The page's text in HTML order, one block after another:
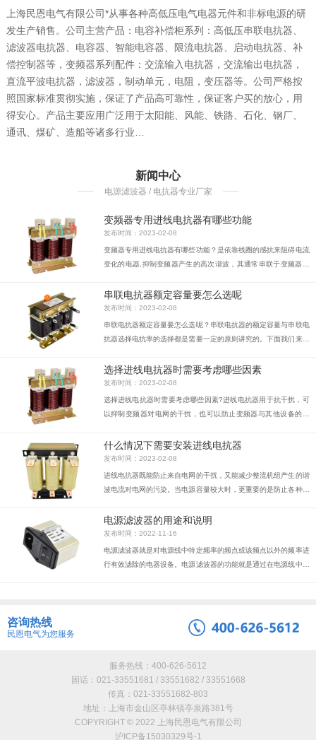
上海民恩电气有限公司*从事各种高低压电气电器元件和非标电源的研
发生产销售。公司主营产品：电容补偿柜系列：高低压串联电抗器、
滤波器电抗器、电容器、智能电容器、限流电抗器、启动电抗器、补
偿控制器等，变频器系列配件：交流输入电抗器，交流输出电抗器，
直流平波电抗器，滤波器，制动单元，电阻，变压器等。公司严格按
照国家标准贯彻实施，保证了产品高可靠性，保证客户买的放心，用
得安心。产品主要应用广泛用于太阳能、风能、铁路、石化、钢厂、
通讯、煤矿、造船等诸多行业…
新闻中心
电源滤波器 / 电抗器专业厂家
变频器专用进线电抗器有哪些功能
发布时间：2023-02-08
变频器专用进线电抗器有哪些功能？是依靠线圈的感抗来阻碍电流
变化的电器,抑制变频器产生的高次谐波，其通常串联于变频器进
串联电抗器额定容量要怎么选呢
发布时间：2023-02-08
串联电抗器额定容量要怎么选呢？串联电抗器的额定容量与串联电
抗器选择电抗率的选择都是需要一定的原则讲究的。下面我们来具
选择进线电抗器时需要考虑哪些因素
发布时间：2023-02-08
选择进线电抗器时需要考虑哪些因素?进线电抗器用于抗干扰，可
以抑制变频器对电网的干扰，也可以防止变频器与其他设备的干
流，同时也减小换相间隙。
什么情况下需要安装进线电抗器
发布时间：2023-02-08
进线电抗器既能防止来自电网的干扰，又能减少整流机组产生的谐
波电流对电网的污染。当电源容量较大时，更重要的是防止各种过
容都是有害的。因此，连接进线电抗器有利于改善逆变器的运行。
电源滤波器的用途和说明
发布时间：2022-11-16
电源滤波器就是对电源线中特定频率的频点或该频点以外的频率进
行有效滤除的电器设备。电源滤波器的功能就是通过在电源线中接
作原理电源滤波器是一种无源双向网络，它的一端是电源，另一端
是负载。电源滤波器内部电路电源滤波器的原理就是一种——阻抗
大，对电磁干扰的衰减就越有效。性能测...
咨询热线
民恩电气为您服务
服务热线：400-626-5612
固话：021-33551681 / 33551682 / 33551668
传真：021-33551682-803
地址：上海市金山区亭林镇亭泉路381号
COPYRIGHT © 2022 上海民恩电气有限公司
沪ICP备15030329号-1